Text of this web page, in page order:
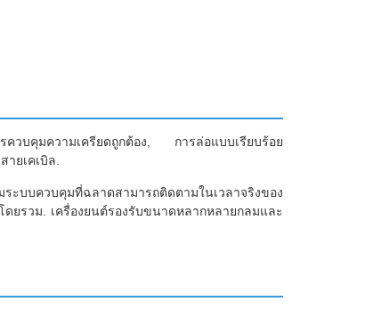
รควบคุมความเครียดถูกต้อง, การล่อแบบเรียบร้อย
ยเคเบิล.
บบควบคุมที่ฉลาดสามารถติดตามในเวลาจริงของ
ยรวม. เครื่องยนต์รองรับขนาดหลากหลายกลมและ